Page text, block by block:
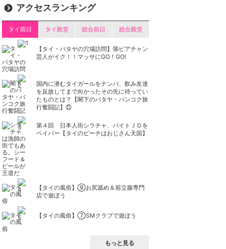
アクセスランキング
タイ前日 タイ殿堂 総合前日 総合殿堂
【タイ・パタヤの穴場訪問】⑭ビアチャン
芸人がイク！！マッサにGO！GO!
国内に潜むタイガールをナンパ、飲み友達
を反故してまで向かったその先に待ってい
たものとは？【閣下のパタヤ・バンコク旅
行奮闘記】㉑
第４回 日本人街シラチャ、バイトＪＤを
ペイバー【タイのビーチはおじさん天国】
【タイの風俗】​⑨お尻舐め＆前立腺専門
店で遊ぼう
【タイの風俗】​⑦SMクラブで遊ぼう
もっと見る